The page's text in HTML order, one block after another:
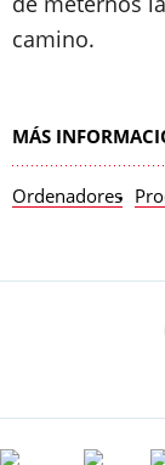
camino.
MÁS
Ordenadores